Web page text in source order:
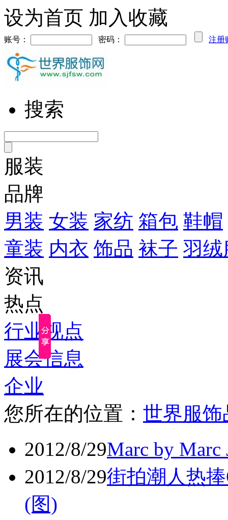
设为首页 加入收藏
账号： 密码： 注册
搜索
服装
品牌
男装 女装 家纺 箱包 鞋帽
童装 内衣 饰品 袜子 羽绒
资讯
热点
行业视点
展会信息
企业
您所在的位置： 世界服饰
2012/8/29Marc by Marc
2012/8/29街拍潮人热
(图)